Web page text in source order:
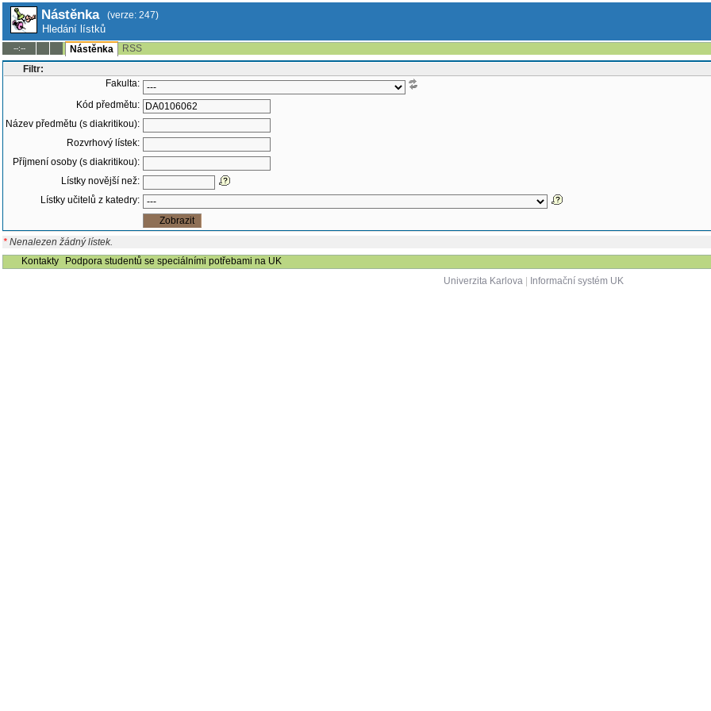
Nástěnka (verze: 247)
Hledání lístků
--:-- Nástěnka
RSS
Filtr:
Fakulta:
Kód předmětu:
Název předmětu (s diakritikou):
Rozvrhový lístek:
Příjmení osoby (s diakritikou):
Lístky novější než:
Lístky učitelů z katedry:
* Nenalezen žádný lístek.
Kontakty
Podpora studentů se speciálními potřebami na UK
Univerzita Karlova| Informační systém UK